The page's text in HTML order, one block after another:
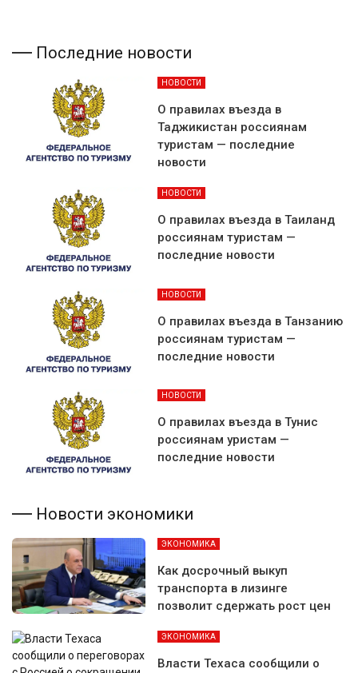
Последние новости
НОВОСТИ
О правилах въезда в
Таджикистан россиянам
туристам — последние
новости
НОВОСТИ
О правилах въезда в Таиланд
россиянам туристам —
последние новости
НОВОСТИ
О правилах въезда в Танзанию
россиянам туристам —
последние новости
НОВОСТИ
О правилах въезда в Тунис
россиянам уристам —
последние новости
Новости экономики
ЭКОНОМИКА
Как досрочный выкуп
транспорта в лизинге
позволит сдержать рост цен
ЭКОНОМИКА
Власти Техаса сообщили о